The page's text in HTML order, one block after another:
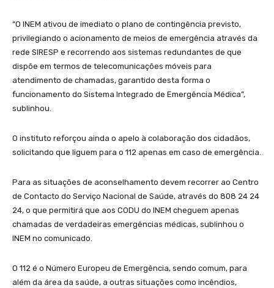
“O INEM ativou de imediato o plano de contingência previsto,
privilegiando o acionamento de meios de emergência através da
rede SIRESP e recorrendo aos sistemas redundantes de que
dispõe em termos de telecomunicações móveis para
atendimento de chamadas, garantido desta forma o
funcionamento do Sistema Integrado de Emergência Médica”,
sublinhou.
O instituto reforçou ainda o apelo à colaboração dos cidadãos,
solicitando que liguem para o 112 apenas em caso de emergência.
Para as situações de aconselhamento devem recorrer ao Centro
de Contacto do Serviço Nacional de Saúde, através do 808 24 24
24, o que permitirá que aos CODU do INEM cheguem apenas
chamadas de verdadeiras emergências médicas, sublinhou o
INEM no comunicado.
O 112 é o Número Europeu de Emergência, sendo comum, para
além da área da saúde, a outras situações como incêndios,